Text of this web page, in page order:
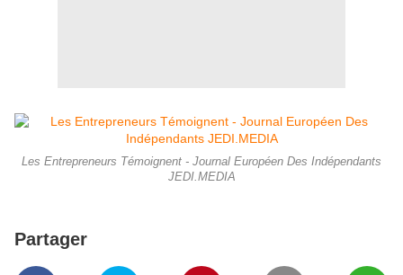
Les Entrepreneurs Témoignent - Journal Européen Des Indépendants
JEDI.MEDIA
Partager